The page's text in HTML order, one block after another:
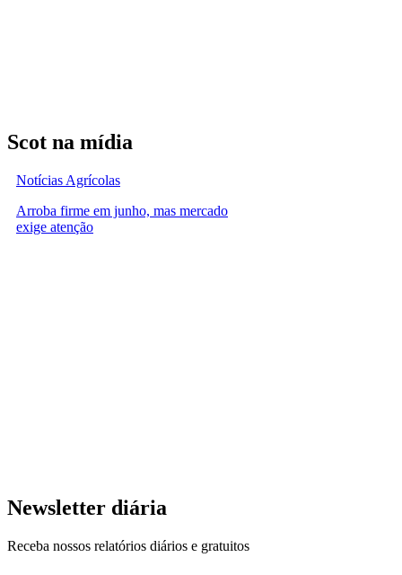
Scot na mídia
Notícias Agrícolas
Arroba firme em junho, mas mercado
exige atenção
Newsletter diária
Receba nossos relatórios diários e gratuitos